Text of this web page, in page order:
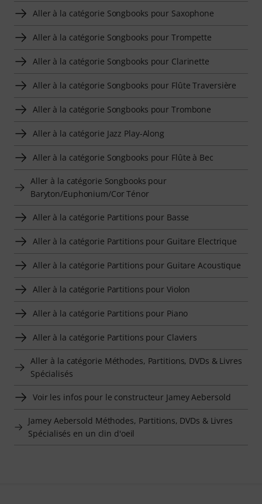
Aller à la catégorie Songbooks pour Saxophone
Aller à la catégorie Songbooks pour Trompette
Aller à la catégorie Songbooks pour Clarinette
Aller à la catégorie Songbooks pour Flûte Traversière
Aller à la catégorie Songbooks pour Trombone
Aller à la catégorie Jazz Play-Along
Aller à la catégorie Songbooks pour Flûte à Bec
Aller à la catégorie Songbooks pour
Baryton/Euphonium/Cor Ténor
Aller à la catégorie Partitions pour Basse
Aller à la catégorie Partitions pour Guitare Electrique
Aller à la catégorie Partitions pour Guitare Acoustique
Aller à la catégorie Partitions pour Violon
Aller à la catégorie Partitions pour Piano
Aller à la catégorie Partitions pour Claviers
Aller à la catégorie Méthodes, Partitions, DVDs & Livres
Spécialisés
Voir les infos pour le constructeur Jamey Aebersold
Jamey Aebersold Méthodes, Partitions, DVDs & Livres
Spécialisés en un clin d'oeil